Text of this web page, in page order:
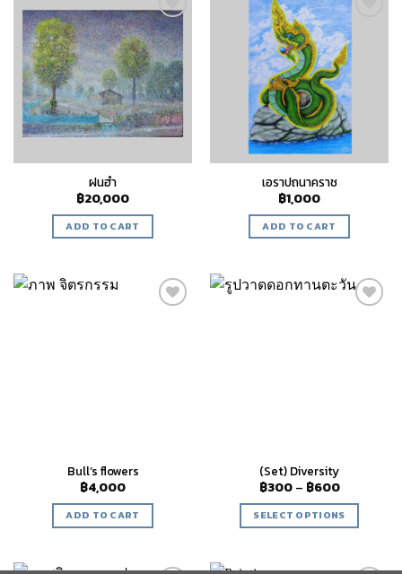
Add to
wishlist
ฝนฮำ
฿20,000
ADD TO CART
Add to
wishlist
เอราปถนาคราช
฿1,000
ADD TO CART
Bull’s flowers
฿4,000
ADD TO CART
(Set) Diversity
฿300– ฿600
SELECT OPTIONS